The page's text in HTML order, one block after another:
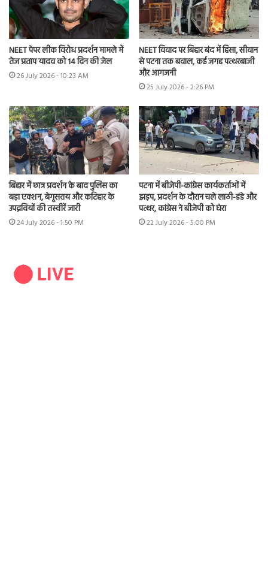
NEET पेपर लीक विरोध प्रदर्शन मामले में
तेज प्रताप यादव को 14 दिन की जेल
26 July 2026 - 10:23 AM
NEET विवाद पर बिहार बंद में हिंसा, सीवान
से पटना तक बवाल, कई जगह पत्थरबाजी
और आगजनी
25 July 2026 - 2:26 PM
बिहार में छात्र प्रदर्शन के बाद पुलिस का
बड़ा एक्शन, बेगूसराय और कटिहार के
उपद्रवियों की तस्वीरें जारी
24 July 2026 - 1:50 PM
पटना में बीजेपी-कांग्रेस कार्यकर्ताओं में
झड़प, प्रदर्शन के दौरान चले लाठी-डंडे और
पत्थर, कांग्रेस ने बीजेपी को घेरा
22 July 2026 - 5:00 PM